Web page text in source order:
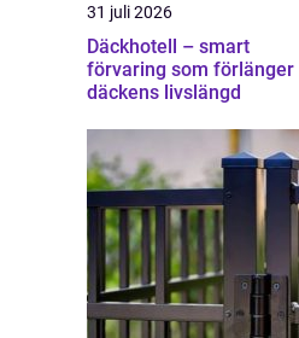
31 juli 2026
Däckhotell – smart
förvaring som förlänger
däckens livslängd